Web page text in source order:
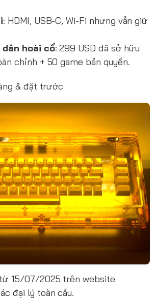
: HDMI, USB-C, Wi-Fi nhưng vẫn giữ
dân hoài cổ: 299 USD đã sở hữu
chỉnh + 50 game bản quyền.
& đặt trước
15/07/2025 trên website
đại lý toàn cầu.